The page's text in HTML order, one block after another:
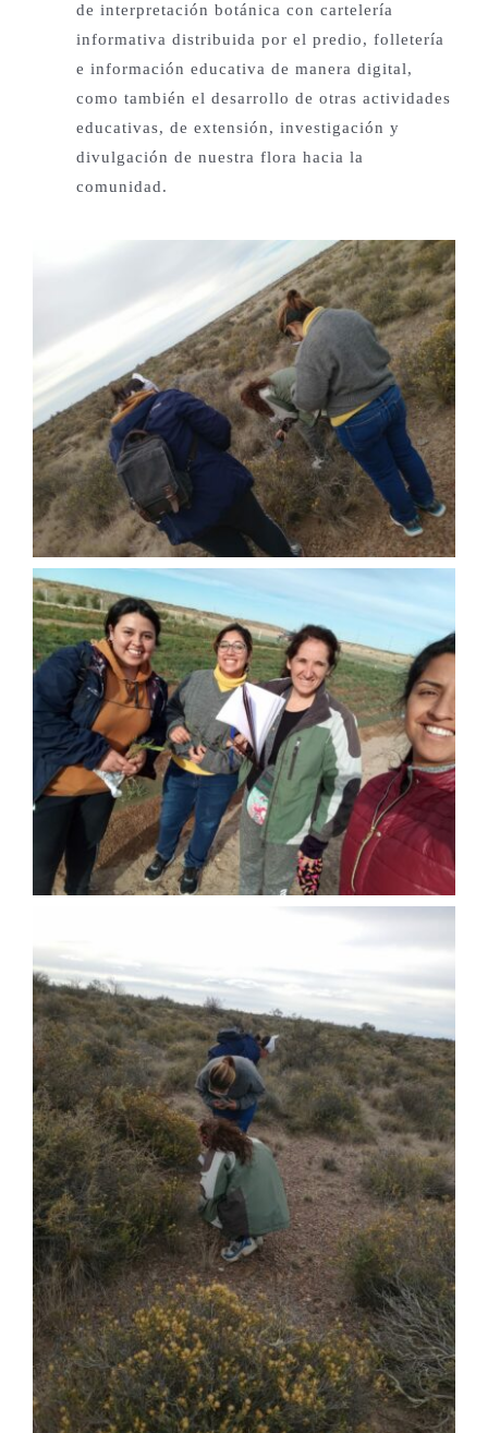
de interpretación botánica con cartelería
informativa distribuida por el predio, folletería
e información educativa de manera digital,
como también el desarrollo de otras actividades
educativas, de extensión, investigación y
divulgación de nuestra flora hacia la
comunidad.